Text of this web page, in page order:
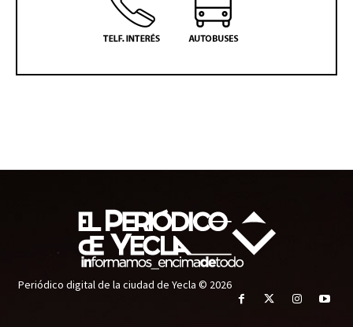
Periódico digital de la ciudad de Yecla © 2026